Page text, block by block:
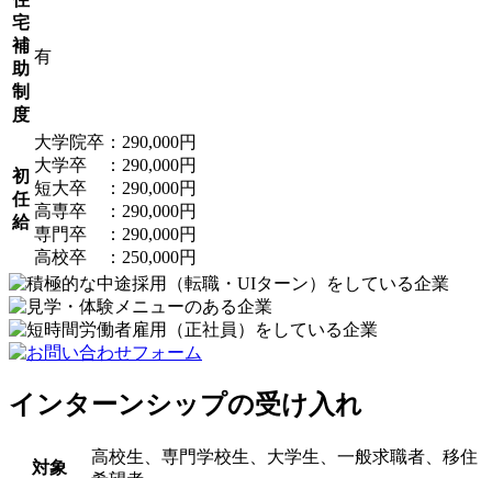
宅
補
助
制
度
有
初
任
給
大学院卒：290,000円
大学卒 ：290,000円
短大卒 ：290,000円
高専卒 ：290,000円
専門卒 ：290,000円
高校卒 ：250,000円
インターンシップの受け入れ
対象
高校生、専門学校生、大学生、一般求職者、移住